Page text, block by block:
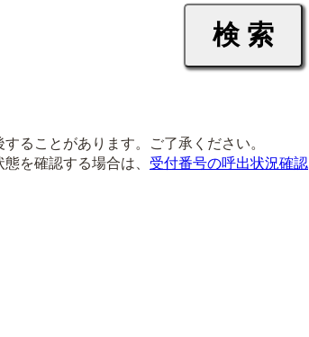
ることがあります。ご了承ください。
を確認する場合は、 受付番号の呼出状況確認